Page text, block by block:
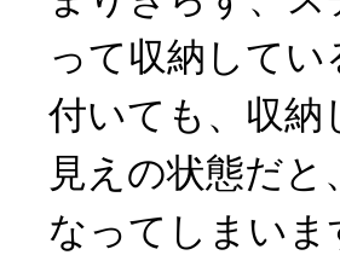
って収納して
付いても、収
見えの状態だ
なってしまいま